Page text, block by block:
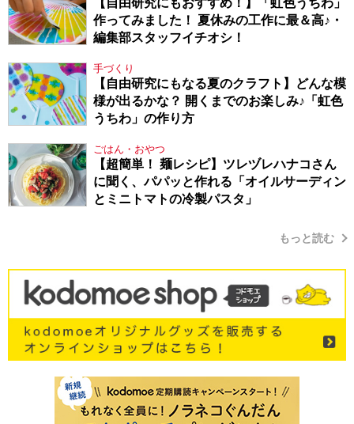
作ってみました！ 夏休みの工作に最＆高♪・
編集部スタッフイチオシ！
手づくり
【自由研究にもなる夏のクラフト】どんな模
様が出るかな？ 開くまでのお楽しみ♪「虹色
うちわ」の作り方
ごはん・おやつ
【超簡単！ 麺レシピ】ツレヅレハナコさん
に聞く、パパッと作れる「オイルサーディン
とミニトマトの冷製パスタ」
もっと読む